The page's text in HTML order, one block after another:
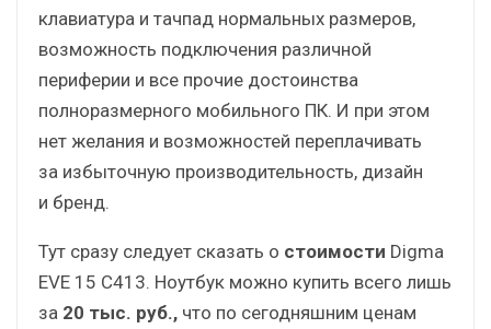
клавиатура и тачпад нормальных размеров,
возможность подключения различной
периферии и все прочие достоинства
полноразмерного мобильного ПК. И при этом
нет желания и возможностей переплачивать
за избыточную производительность, дизайн
и бренд.
Тут сразу следует сказать о стоимости Digma
EVE 15 C413. Ноутбук можно купить всего лишь
за 20 тыс. руб., что по сегодняшним ценам